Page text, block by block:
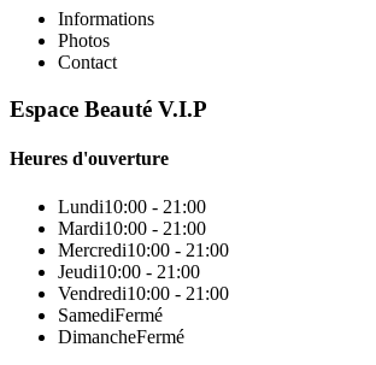
Informations
Photos
Contact
Espace Beauté V.I.P
Heures d'ouverture
Lundi10:00 - 21:00
Mardi10:00 - 21:00
Mercredi10:00 - 21:00
Jeudi10:00 - 21:00
Vendredi10:00 - 21:00
SamediFermé
DimancheFermé